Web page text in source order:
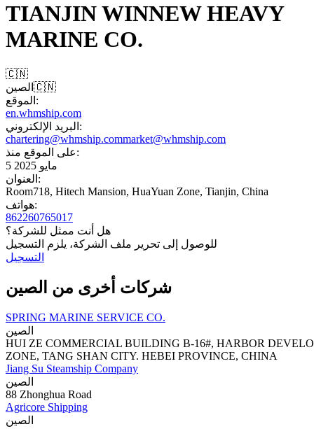
TIANJIN WINNEW HEAVY
MARINE CO.
🇨🇳
الصين 🇨🇳
الموقع:
en.whmship.com
البريد الإلكتروني:
chartering@whmship.commarket@whmship.com
على الموقع منذ:
5 مايو 2025
العنوان:
Room718, Hitech Mansion, HuaYuan Zone, Tianjin, China
هواتف:
862260765017
هل أنت ممثل للشركة؟
للوصول إلى تحرير ملف الشركة، يلزم التسجيل
التسجيل
شركات أخرى من الصين
SPRING MARINE SERVICE CO.
الصين
HUI ZE COMMERCIAL BUILDING B-16#, HARBOR
ZONE, TANG SHAN CITY. HEBEI PROVINCE, CHINA
Jiang Su Steamship Company
الصين
88 Zhonghua Road
Agricore Shipping
الصين